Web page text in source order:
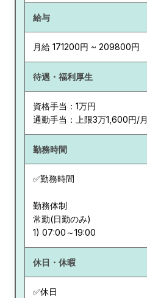
給与
月給 171200円 ~ 209800円
待遇・福利厚生
資格手当：1万円
通勤手当：上限3万1,600円/月
勤務時間
✅勤務時間
勤務体制
常勤(日勤のみ)
休日・休暇
✅休日